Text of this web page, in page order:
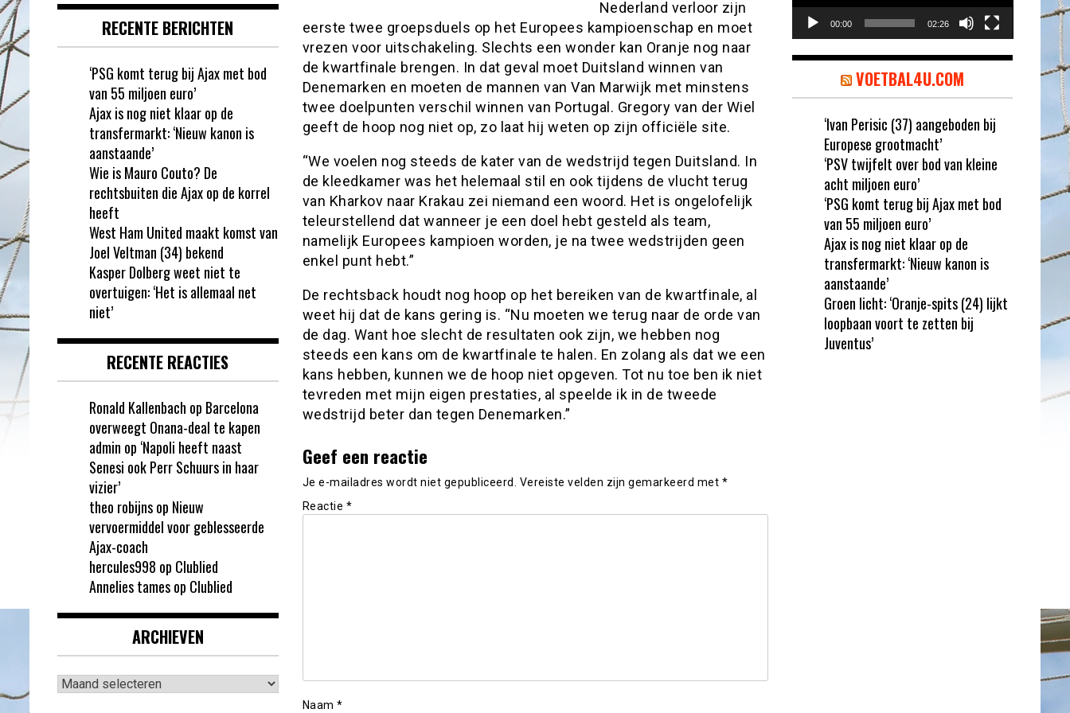
Nederland verloor zijn
eerste twee groepsduels op het Europees kampioenschap en moet
vrezen voor uitschakeling. Slechts een wonder kan Oranje nog naar
de kwartfinale brengen. In dat geval moet Duitsland winnen van
Denemarken en moeten de mannen van Van Marwijk met minstens
twee doelpunten verschil winnen van Portugal. Gregory van der Wiel
geeft de hoop nog niet op, zo laat hij weten op zijn officiële site.
“We voelen nog steeds de kater van de wedstrijd tegen Duitsland. In
de kleedkamer was het helemaal stil en ook tijdens de vlucht terug
van Kharkov naar Krakau zei niemand een woord. Het is ongelofelijk
teleurstellend dat wanneer je een doel hebt gesteld als team,
namelijk Europees kampioen worden, je na twee wedstrijden geen
enkel punt hebt.”
De rechtsback houdt nog hoop op het bereiken van de kwartfinale, al
weet hij dat de kans gering is. “Nu moeten we terug naar de orde van
de dag. Want hoe slecht de resultaten ook zijn, we hebben nog
steeds een kans om de kwartfinale te halen. En zolang als dat we een
kans hebben, kunnen we de hoop niet opgeven. Tot nu toe ben ik niet
tevreden met mijn eigen prestaties, al speelde ik in de tweede
wedstrijd beter dan tegen Denemarken.”
Geef een reactie
Je e-mailadres wordt niet gepubliceerd. Vereiste velden zijn gemarkeerd met *
Reactie *
Naam *
RECENTE BERICHTEN
‘PSG komt terug bij Ajax met bod
van 55 miljoen euro’
Ajax is nog niet klaar op de
transfermarkt: ‘Nieuw kanon is
aanstaande’
Wie is Mauro Couto? De
rechtsbuiten die Ajax op de korrel
heeft
West Ham United maakt komst van
Joel Veltman (34) bekend
Kasper Dolberg weet niet te
overtuigen: ‘Het is allemaal net
niet’
RECENTE REACTIES
Ronald Kallenbach op Barcelona
overweegt Onana-deal te kapen
admin op ‘Napoli heeft naast
Senesi ook Perr Schuurs in haar
vizier’
theo robijnsop Nieuw
vervoermiddel voor geblesseerde
Ajax-coach
hercules998 op Clublied
Annelies tamesop Clublied
ARCHIEVEN
Archieven
00:00 02:26
VOETBAL4U.COM
‘Ivan Perisic (37) aangeboden bij
Europese grootmacht’
‘PSV twijfelt over bod van kleine
acht miljoen euro’
‘PSG komt terug bij Ajax met bod
van 55 miljoen euro’
Ajax is nog niet klaar op de
transfermarkt: ‘Nieuw kanon is
aanstaande’
Groen licht: ‘Oranje-spits (24) lijkt
loopbaan voort te zetten bij
Juventus’